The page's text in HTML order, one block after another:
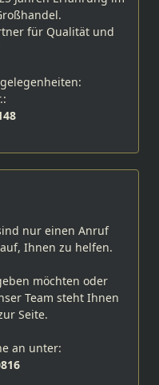
für Qualität und
nur einen Anruf
Ihnen zu helfen.
möchten oder
Team steht Ihnen
Seite.
an unter: